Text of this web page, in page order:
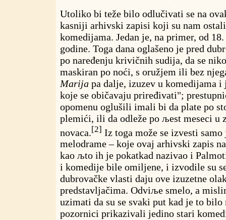
Utoliko bi teže bilo odlučivati se na
kasniji arhivski zapisi koji su nam
komedijama. Jedan je, na primer, od
godine. Toga dana oglašeno je pred
po naređenju krivičnih sudija, da se
maskiran po noći, s oružjem ili bez
Marija pa dalje, izuzev u komedijama
koje se običavaju priređivati";
opomenu oglušili imali bi da plate po
plemići, ili da odleže po љest meseci u
novaca. [2] Iz toga može se izvesti
melodrame – koje ovaj arhivski zapis
kao љto ih je pokatkad nazivao i
i komedije bile omiljene, i izvodile su
dubrovačke vlasti daju ove izuzetne
predstavljačima. Odviљe smelo, a
uzimati da su se svaki put kad je to bilo
pozornici prikazivali jedino stari